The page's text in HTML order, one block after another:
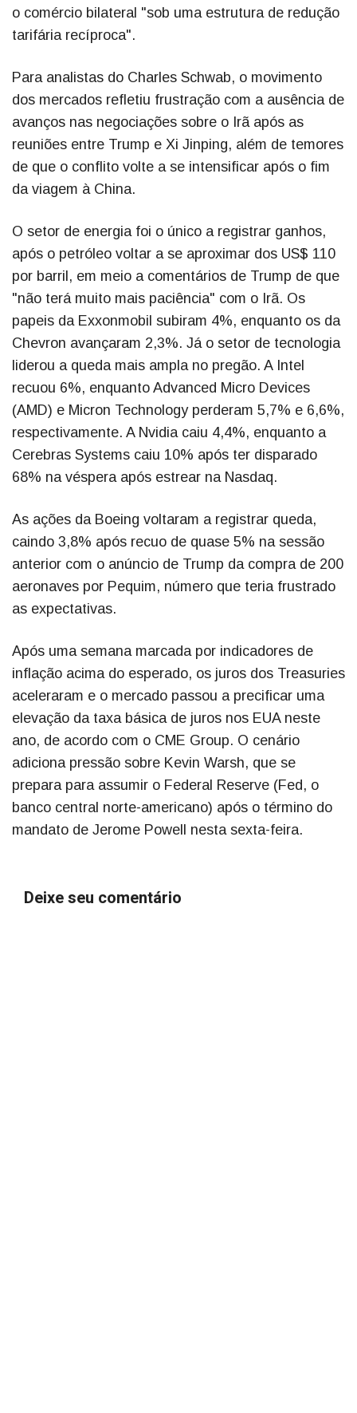
o comércio bilateral "sob uma estrutura de redução
tarifária recíproca".
Para analistas do Charles Schwab, o movimento
dos mercados refletiu frustração com a ausência de
avanços nas negociações sobre o Irã após as
reuniões entre Trump e Xi Jinping, além de temores
de que o conflito volte a se intensificar após o fim
da viagem à China.
O setor de energia foi o único a registrar ganhos,
após o petróleo voltar a se aproximar dos US$ 110
por barril, em meio a comentários de Trump de que
"não terá muito mais paciência" com o Irã. Os
papeis da Exxonmobil subiram 4%, enquanto os da
Chevron avançaram 2,3%. Já o setor de tecnologia
liderou a queda mais ampla no pregão. A Intel
recuou 6%, enquanto Advanced Micro Devices
(AMD) e Micron Technology perderam 5,7% e 6,6%,
respectivamente. A Nvidia caiu 4,4%, enquanto a
Cerebras Systems caiu 10% após ter disparado
68% na véspera após estrear na Nasdaq.
As ações da Boeing voltaram a registrar queda,
caindo 3,8% após recuo de quase 5% na sessão
anterior com o anúncio de Trump da compra de 200
aeronaves por Pequim, número que teria frustrado
as expectativas.
Após uma semana marcada por indicadores de
inflação acima do esperado, os juros dos Treasuries
aceleraram e o mercado passou a precificar uma
elevação da taxa básica de juros nos EUA neste
ano, de acordo com o CME Group. O cenário
adiciona pressão sobre Kevin Warsh, que se
prepara para assumir o Federal Reserve (Fed, o
banco central norte-americano) após o término do
mandato de Jerome Powell nesta sexta-feira.
Deixe seu comentário